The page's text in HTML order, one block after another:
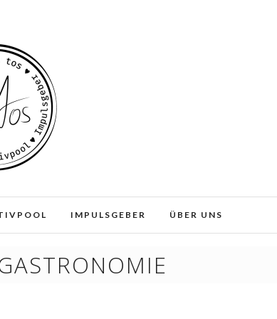
IMPULSGEBER ÜBER UNS